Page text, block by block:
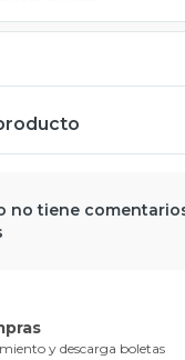
no tiene
y descarga boletas